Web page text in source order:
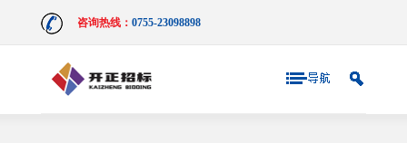
咨询热线： 0755-23098898